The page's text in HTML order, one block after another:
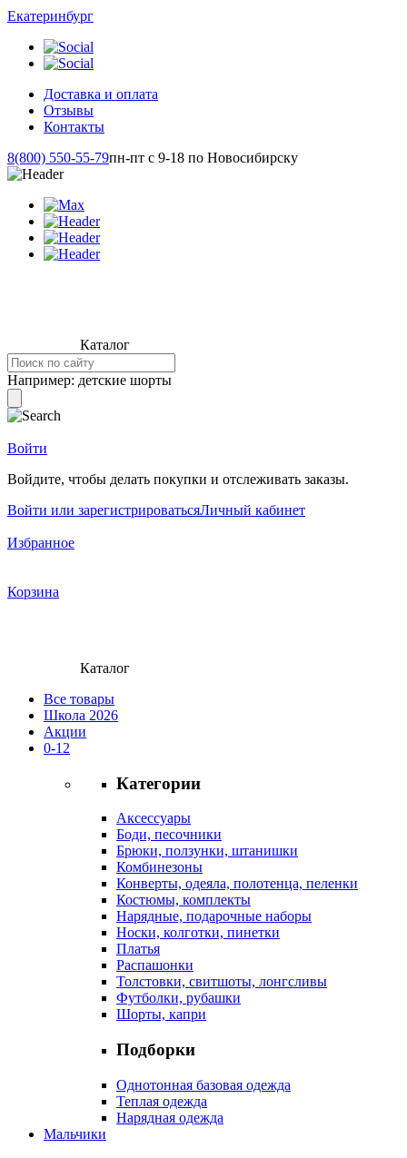
Екатеринбург
Доставка и оплата
Отзывы
Контакты
8(800) 550-55-79пн-пт с 9-18 по Новосибирску
Каталог
Например: детские шорты
Войти
Войдите, чтобы делать покупки и отслеживать заказы.
Войти или зарегистрироватьсяЛичный кабинет
Избранное
Корзина
Каталог
Все товары
Школа 2026
Акции
0-12
Категории
Аксессуары
Боди, песочники
Брюки, ползунки, штанишки
Комбинезоны
Конверты, одеяла, полотенца, пеленки
Костюмы, комплекты
Нарядные, подарочные наборы
Носки, колготки, пинетки
Платья
Распашонки
Толстовки, свитшоты, лонгсливы
Футболки, рубашки
Шорты, капри
Подборки
Однотонная базовая одежда
Теплая одежда
Нарядная одежда
Мальчики